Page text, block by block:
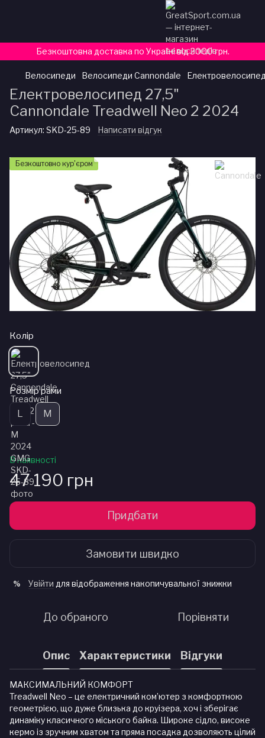
Безкоштовна доставка по Україні від 3000 грн.
Велосипеди Велосипеди Cannondale
Електровелосипед 27,5"
Cannondale Treadwell Neo 2 2024
Артикул: SKD-25-89 Написати відгук
Безкоштовно кур'єром
Колір
Розмір рами
L M
В наявності
47 190 грн
Придбати
Замовити швидко
% Увійти для відображення накопичувальної знижки
До обраного Порівняти
Опис Характеристики Відгуки
МАКСИМАЛЬНИЙ КОМФОРТ
Treadwell Neo – це електричний ком’ютер з комфортною
геометрією, що дуже близька до круізера, хоч і зберігає
динаміку класичного міського байка. Широке сідло, високе
кермо із зручним хватом та пряма посадка дозволяють цілий